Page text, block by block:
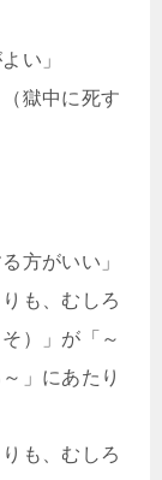
い」
獄中に死す
方がいい」
も、むしろ
）」が「～
」にあたり
も、むしろ